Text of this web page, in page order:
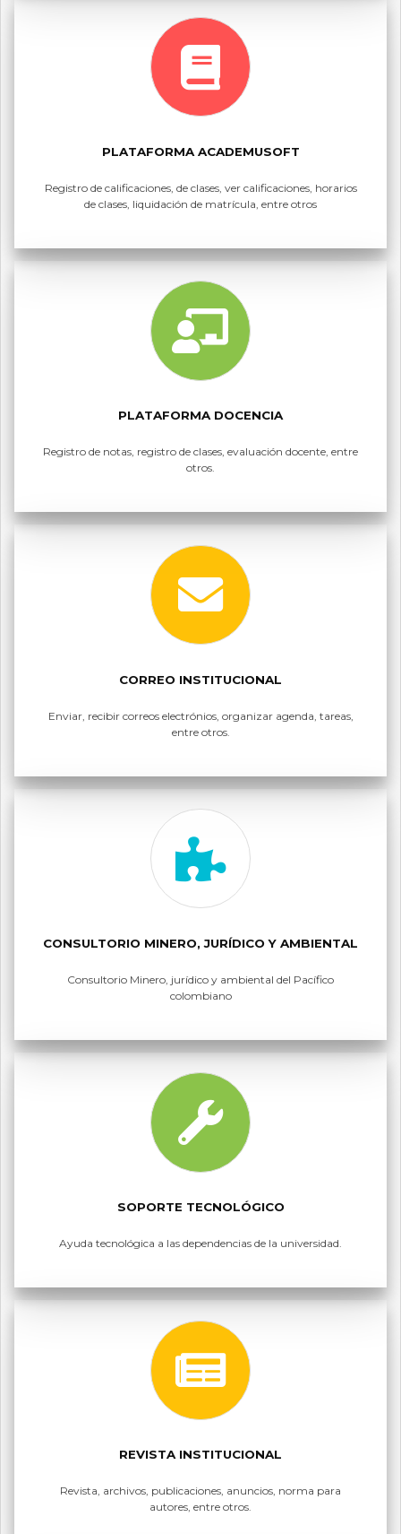
PLATAFORMA ACADEMUSOFT
Registro de calificaciones, de clases, ver calificaciones, horarios
de clases, liquidación de matrícula, entre otros
PLATAFORMA DOCENCIA
Registro de notas, registro de clases, evaluación docente, entre
otros.
CORREO INSTITUCIONAL
Enviar, recibir correos electrónios, organizar agenda, tareas,
entre otros.
CONSULTORIO MINERO, JURÍDICO Y AMBIENTAL
Consultorio Minero, jurídico y ambiental del Pacífico
colombiano
SOPORTE TECNOLÓGICO
Ayuda tecnológica a las dependencias de la universidad.
REVISTA INSTITUCIONAL
Revista, archivos, publicaciones, anuncios, norma para
autores, entre otros.